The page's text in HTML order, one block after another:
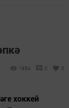
1954 0 0
хоккей